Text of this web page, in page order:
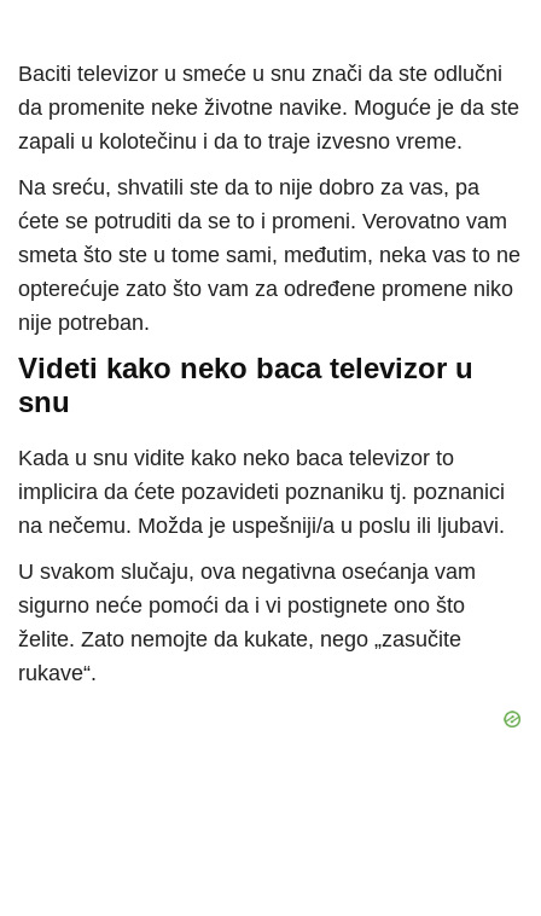
Baciti televizor u smeće u snu znači da ste odlučni
da promenite neke životne navike. Moguće je da ste
zapali u kolotečinu i da to traje izvesno vreme.
Na sreću, shvatili ste da to nije dobro za vas, pa
ćete se potruditi da se to i promeni. Verovatno vam
smeta što ste u tome sami, međutim, neka vas to ne
opterećuje zato što vam za određene promene niko
nije potreban.
Videti kako neko baca televizor u
snu
Kada u snu vidite kako neko baca televizor to
implicira da ćete pozavideti poznaniku tj. poznanici
na nečemu. Možda je uspešniji/a u poslu ili ljubavi.
U svakom slučaju, ova negativna osećanja vam
sigurno neće pomoći da i vi postignete ono što
želite. Zato nemojte da kukate, nego „zasučite
rukave“.